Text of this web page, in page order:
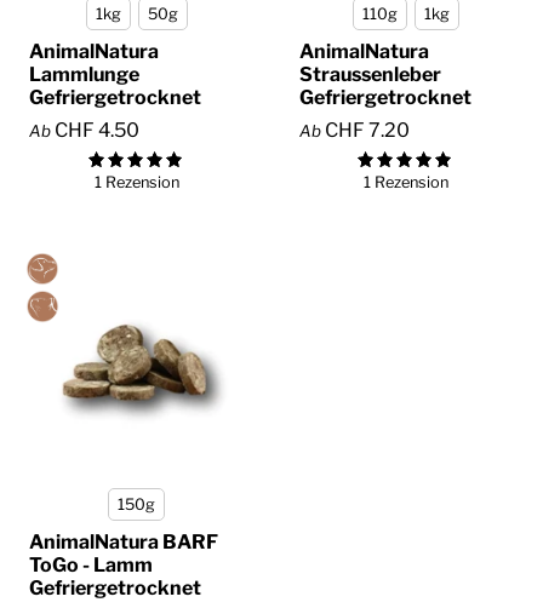
1kg 50g
AnimalNatura
Lammlunge
Gefriergetrocknet
Ab CHF 4.50
1 Rezension
110g 1kg
AnimalNatura
Straussenleber
Gefriergetrocknet
Ab CHF 7.20
1 Rezension
150g
AnimalNatura BARF
ToGo - Lamm
Gefriergetrocknet